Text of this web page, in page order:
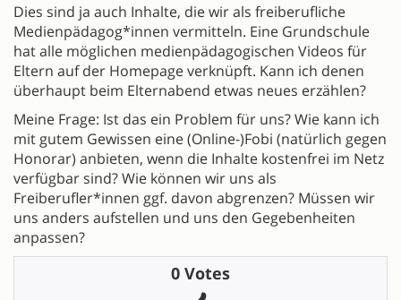
Dies sind ja auch Inhalte, die wir als freiberufliche
Medienpädagog*innen vermitteln. Eine Grundschule
hat alle möglichen medienpädagogischen Videos für
Eltern auf der Homepage verknüpft. Kann ich denen
überhaupt beim Elternabend etwas neues erzählen?
Meine Frage: Ist das ein Problem für uns? Wie kann ich
mit gutem Gewissen eine (Online-)Fobi (natürlich gegen
Honorar) anbieten, wenn die Inhalte kostenfrei im Netz
verfügbar sind? Wie können wir uns als
Freiberufler*innen ggf. davon abgrenzen? Müssen wir
uns anders aufstellen und uns den Gegebenheiten
anpassen?
0 Votes